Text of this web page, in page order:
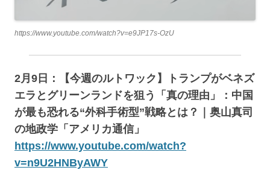
https://www.youtube.com/watch?v=e9JP17s-OzU
2月9日：【今週のルトワック】トランプがベネズ
エラとグリーンランドを狙う「真の理由」：中国
が最も恐れる“外科手術型”戦略とは？｜奥山真司
の地政学「アメリカ通信」
https://www.youtube.com/watch?
v=n9U2HNByAWY